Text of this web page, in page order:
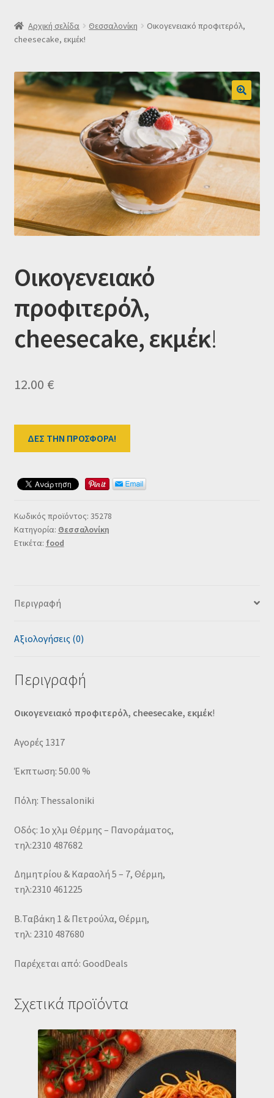
SLIDER
Δελτίο νέων
Επιβεβαίωση εγγραφής στο Newsletter του Dealistas.gr
Κατάστημα
Ταμείο
HOME
Αρχική σελίδα Θεσσαλονίκη
Οικογενειακό προφιτερόλ,
cheesecake, εκμέκ!
Οικογενειακό
προφιτερόλ,
cheesecake,εκμέκ!
12.00 €
ΔΕΣ ΤΗΝ ΠΡΟΣΦΟΡΑ!
Κωδικός προϊόντος: 35278
Κατηγορία: Θεσσαλονίκη
Ετικέτα: food
Περιγραφή
Αξιολογήσεις (0)
Περιγραφή
Οικογενειακό προφιτερόλ, cheesecake, εκμέκ!
Αγορές 1317
Έκπτωση: 50.00 %
Πόλη: Thessaloniki
Οδός: 1ο χλμ Θέρμης – Πανοράματος,
τηλ:2310 487682
Δημητρίου & Καραολή 5 – 7, Θέρμη,
τηλ:2310 461225
Β.Ταβάκη 1 & Πετρούλα, Θέρμη,
τηλ: 2310 487680
Παρέχεται από: GoodDeals
Σχετικά προϊόντα